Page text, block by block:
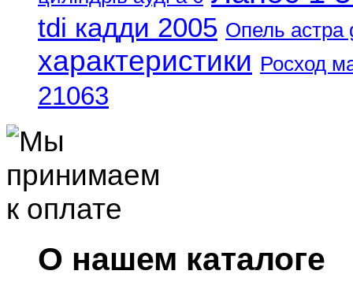
tdi кадди 2005 Опель астра
характеристики Росход
21063
О нашем каталоге